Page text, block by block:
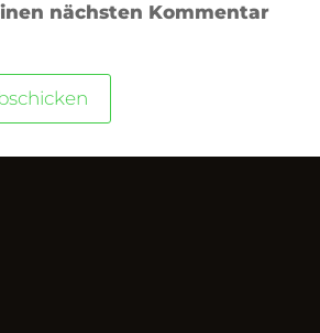
nächsten Kommentar